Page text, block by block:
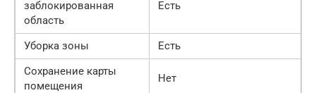
заблокированная
область
Есть
Уборка зоны
Есть
Сохранение карты
помещения
Нет